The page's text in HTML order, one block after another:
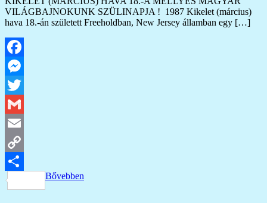
VILÁGBAJNOKUNK SZÜLINAPJA ! 1987 Kikelet (március)
hava 18.-án született Freeholdban, New Jersey államban egy […]
Facebook
Messenger
Twitter
Gmail
Email
Copy
Link
Ossza
Bővebben